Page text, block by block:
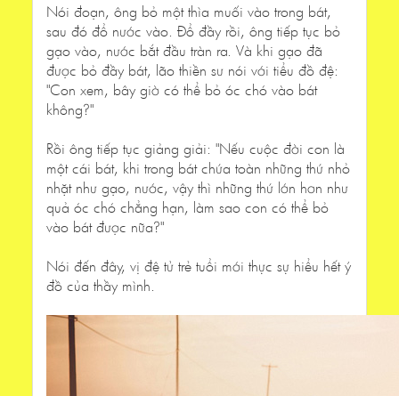
Nói đoạn, ông bỏ một thìa muối vào trong bát,
sau đó đổ nước vào. Đổ đầy rồi, ông tiếp tục bỏ
gạo vào, nước bắt đầu tràn ra. Và khi gạo đã
được bỏ đầy bát, lão thiền sư nói với tiểu đồ đệ:
"Con xem, bây giờ có thể bỏ óc chó vào bát
không?"
Rồi ông tiếp tục giảng giải: "Nếu cuộc đời con là
một cái bát, khi trong bát chứa toàn những thứ nhỏ
nhặt như gạo, nước, vậy thì những thứ lớn hơn như
quả óc chó chẳng hạn, làm sao con có thể bỏ
vào bát được nữa?"
Nói đến đây, vị đệ tử trẻ tuổi mới thực sự hiểu hết ý
đồ của thầy mình.